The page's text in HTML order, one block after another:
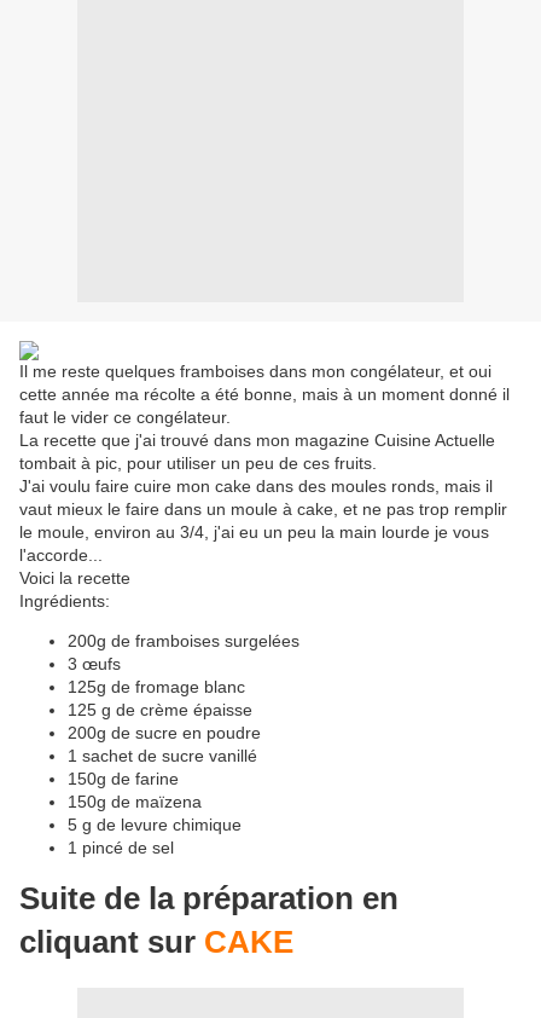
Il me reste quelques framboises dans mon congélateur, et oui
cette année ma récolte a été bonne, mais à un moment donné il
faut le vider ce congélateur.
La recette que j'ai trouvé dans mon magazine Cuisine Actuelle
tombait à pic, pour utiliser un peu de ces fruits.
J'ai voulu faire cuire mon cake dans des moules ronds, mais il
vaut mieux le faire dans un moule à cake, et ne pas trop remplir
le moule, environ au 3/4, j'ai eu un peu la main lourde je vous
l'accorde...
Voici la recette
Ingrédients:
200g de framboises surgelées
3 œufs
125g de fromage blanc
125 g de crème épaisse
200g de sucre en poudre
1 sachet de sucre vanillé
150g de farine
150g de maïzena
5 g de levure chimique
1 pincé de sel
Suite de la préparation en
cliquant sur CAKE